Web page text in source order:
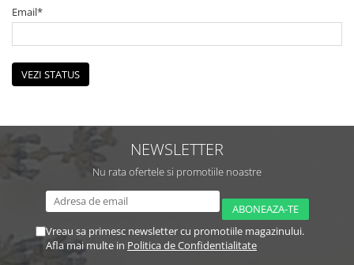
PREPARATE DERMATOLOGICE
Psoriazis
Onicomicoza
Acnee
Pete pigmentare
Caderea parului
Pitiriazis versicolor
Alte preparate dermatologice
PREPARATE GINECOLOGICE
Infectii urinare
PREPARATE PENTRU COPII
Email*
VEZI STATUS
NEWSLETTER
Nu rata ofertele si promotiile noastre
Vreau sa primesc newsletter cu promotiile magazinului.
Afla mai multe in Politica de Confidentialitate